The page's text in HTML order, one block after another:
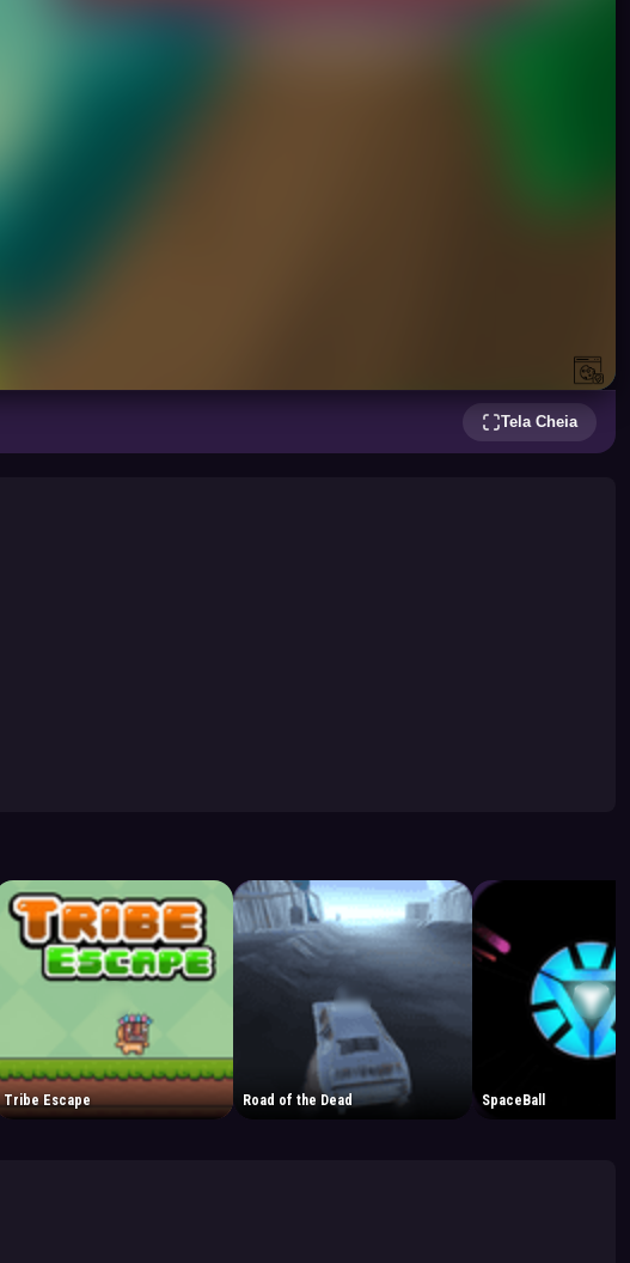
Tela Cheia
Tribe Escape Road of the Dead SpaceBall